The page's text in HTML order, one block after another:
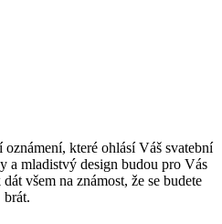
které ohlásí Váš svatební
a mladistvý design budou pro Vás
všem na známost, že se budete
brát.